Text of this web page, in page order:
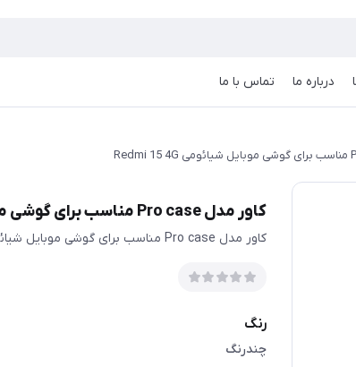
درباره ما تماس با ما
کاور مدل Pro case مناسب برای گوشی موبایل شیائومی Redmi 15 4G
کاور مدل Pro case مناسب برای گوشی موبایل شیائومی Redmi 15 4G
رنگ
چندرنگ